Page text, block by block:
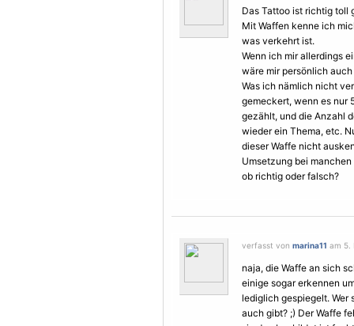
Das Tattoo ist richtig toll
Mit Waffen kenne ich
was verkehrt ist.
Wenn ich mir allerdings
wäre mir persönlich
Was ich nämlich nicht
gemeckert, wenn es nur
gezählt, und die Anzahl
wieder ein Thema, etc.
dieser Waffe nicht
Umsetzung bei
ob richtig oder falsch?
verfasst von marina11 am 5.
naja, die Waffe an sich
einige sogar erkennen
lediglich gespiegelt. Wer
auch gibt? ;) Der Waffe